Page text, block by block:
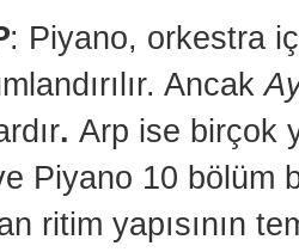
: Piyano, orkestra
Ancak
. Arp ise birçok
Piyano 10 bölüm
ritim yapısının